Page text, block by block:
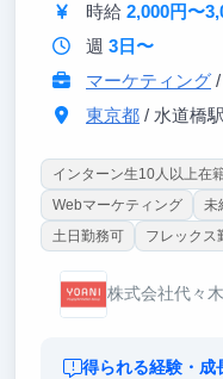
時給 2,000円〜
週 3日〜
マーケティング/
東京都/ 水道橋
インターン生10人以上在
Webマーケティング
未
土日勤務可
フレックス
株式会社代々
得られる経験・成